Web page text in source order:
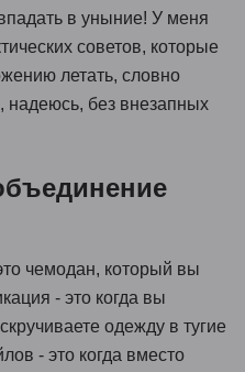
в уныние! У меня
советов, которые
летать, словно
надеюсь, без внезапных
чемодан, который вы
- это когда вы
одежду в тугие
- это когда вместо